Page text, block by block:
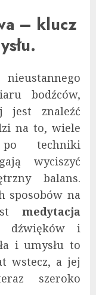
– klucz
bodźców,
jest znaleźć
na to, wiele
techniki
wyciszyć
balans.
sposobów na
medytacja
dźwięków i
i umysłu to
wstecz, a jej
szeroko